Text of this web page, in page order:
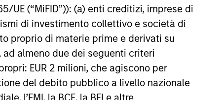
UE (“MiFID”)): (a) enti creditizi, imprese di
di investimento collettivo e società di
proprio di materie prime e derivati su
almeno due dei seguenti criteri
EUR 2 milioni, che agiscono per
del debito pubblico a livello nazionale
l’FMI, la BCE, la BEI e altre
o disponibilità sia contraria alle leggi o ai regolamenti
1 non indica un investimento privo di rischio. Si
specifico per le classi di azioni e le avvertenze.
e polizze vita variabili, exchange-traded fund, fondi
come un’unica categoria a fini comparativi. Il rating
dell’extra rendimento mensile dei prodotti gestiti,
di prodotti vengono assegnate 5 stelle, al